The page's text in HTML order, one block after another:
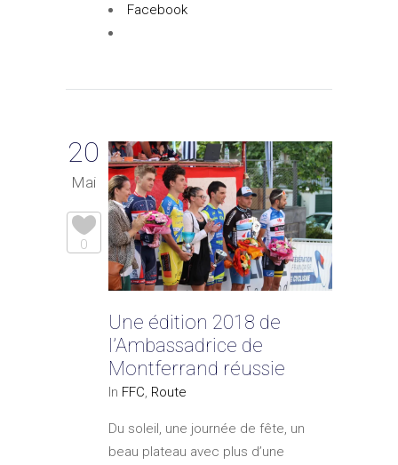
Facebook
20
Mai
0
Une édition 2018 de
l’Ambassadrice de
Montferrand réussie
In FFC, Route
Du soleil, une journée de fête, un
beau plateau avec plus d’une